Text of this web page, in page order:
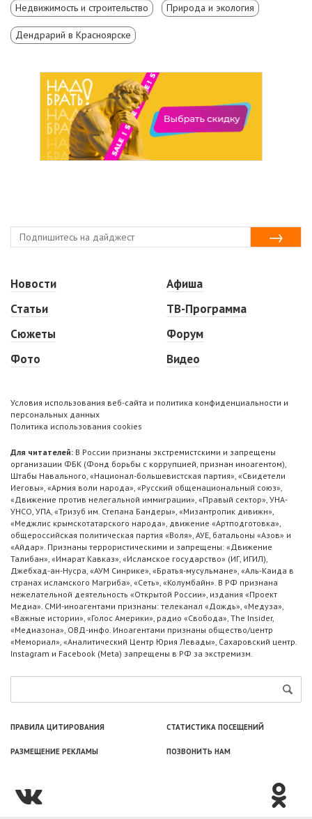
Недвижимость и строительство Природа и экология
Дендрарий в Красноярске
Новости
Статьи
Сюжеты
Фото
Афиша
ТВ-Программа
Форум
Видео
Условия использования веб-сайта и политика конфиденциальности и
персональных данных
Политика использования cookies
Для читателей: В России признаны экстремистскими и запрещены
организации ФБК (Фонд борьбы с коррупцией, признан иноагентом),
Штабы Навального, «Национал-большевистская партия», «Свидетели
Иеговы», «Армия воли народа», «Русский общенациональный союз»,
«Движение против нелегальной иммиграции», «Правый сектор», УНА-
УНСО, УПА, «Тризуб им. Степана Бандеры», «Мизантропик дивижн»,
«Меджлис крымскотатарского народа», движение «Артподготовка»,
общероссийская политическая партия «Воля», АУЕ, батальоны «Азов» и
«Айдар». Признаны террористическими и запрещены: «Движение
Талибан», «Имарат Кавказ», «Исламское государство» (ИГ, ИГИЛ),
Джебхад-ан-Нусра, «АУМ Синрике», «Братья-мусульмане», «Аль-Каида в
странах исламского Магриба», «Сеть», «Колумбайн». В РФ признана
нежелательной деятельность «Открытой России», издания «Проект
Медиа». СМИ-иноагентами признаны: телеканал «Дождь», «Медуза»,
«Важные истории», «Голос Америки», радио «Свобода», The Insider,
«Медиазона», ОВД-инфо. Иноагентами признаны общество/центр
«Мемориал», «Аналитический Центр Юрия Левады», Сахаровский центр.
Instagram и Facebook (Metа) запрещены в РФ за экстремизм.
ПРАВИЛА ЦИТИРОВАНИЯ СТАТИСТИКА ПОСЕЩЕНИЙ
РАЗМЕЩЕНИЕ РЕКЛАМЫ ПОЗВОНИТЬ НАМ